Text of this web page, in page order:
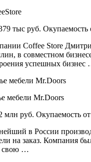
тыс руб. Окупаемость
Coffee Store
в совместном
успешных бизнес
мебели Mr.Doors
млн руб. Окупаемость от
в России
на заказ. Компания
свою …